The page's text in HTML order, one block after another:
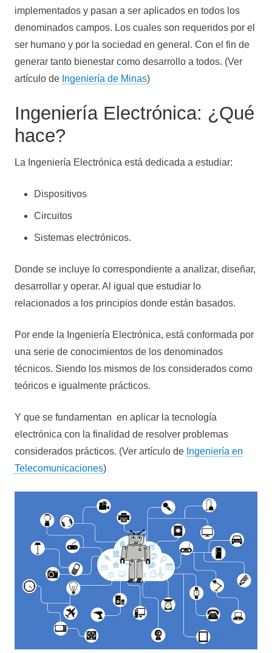
implementados y pasan a ser aplicados en todos los
denominados campos. Los cuales son requeridos por el
ser humano y por la sociedad en general. Con el fin de
generar tanto bienestar como desarrollo a todos. (Ver
artículo de Ingeniería de Minas)
Ingeniería Electrónica: ¿Qué
hace?
La Ingeniería Electrónica está dedicada a estudiar:
Dispositivos
Circuitos
Sistemas electrónicos.
Donde se incluye lo correspondiente a analizar, diseñar,
desarrollar y operar. Al igual que estudiar lo
relacionados a los principios donde están basados.
Por ende la Ingeniería Electrónica, está conformada por
una serie de conocimientos de los denominados
técnicos. Siendo los mismos de los considerados como
teóricos e igualmente prácticos.
Y que se fundamentan en aplicar la tecnología
electrónica con la finalidad de resolver problemas
considerados prácticos. (Ver artículo de Ingeniería en
Telecomunicaciones)